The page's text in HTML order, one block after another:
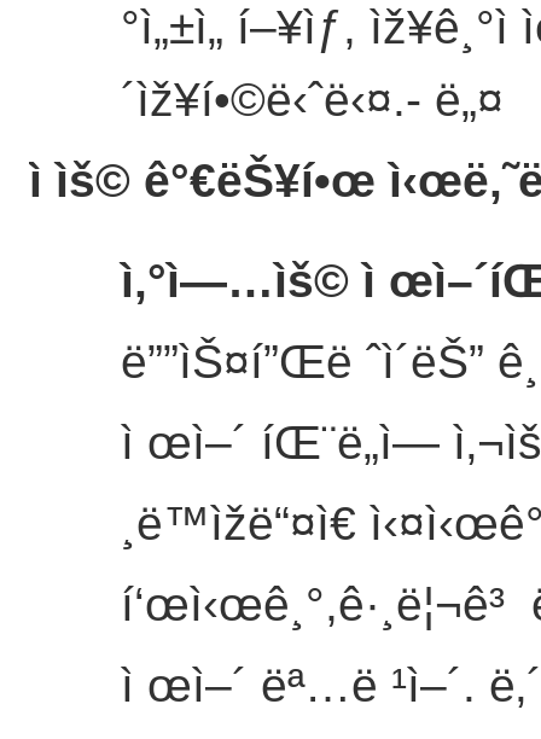
°ì„±ì„ í–¥ìƒ, ìž¥ê¸°ì
´ìž¥í•©ë‹ˆë‹¤.- ë„¤
ì ìš© ê°€ëŠ¥í•œ
ì‚°ì—…ìš© ì
ë””ìŠ¤í”Œë ˆì´ëŠ”
ì œì–´ íŒ¨ë„ì—
¸ë™ìžë“¤ì€
ì œì–´ ëª…ë ¹ì–´.